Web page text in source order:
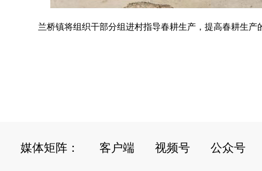
兰桥镇将组织干部分组进村指导春耕生产，提高春耕生
媒体矩阵： 客户端 视频号 公众号